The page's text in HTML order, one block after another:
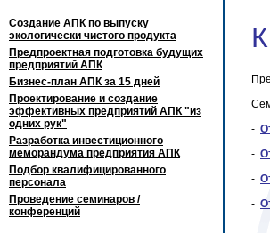
Создание АПК по выпуску
экологически чистого продукта
Предпроектная подготовка будущих
предприятий АПК
Бизнес-план АПК за 15 дней
Проектирование и создание
эффективных предприятий АПК "из
одних рук"
Разработка инвестиционного
меморандума предприятия АПК
Подбор квалифицированного
персонала
Проведение семинаров /
конференций
-
-
-
-